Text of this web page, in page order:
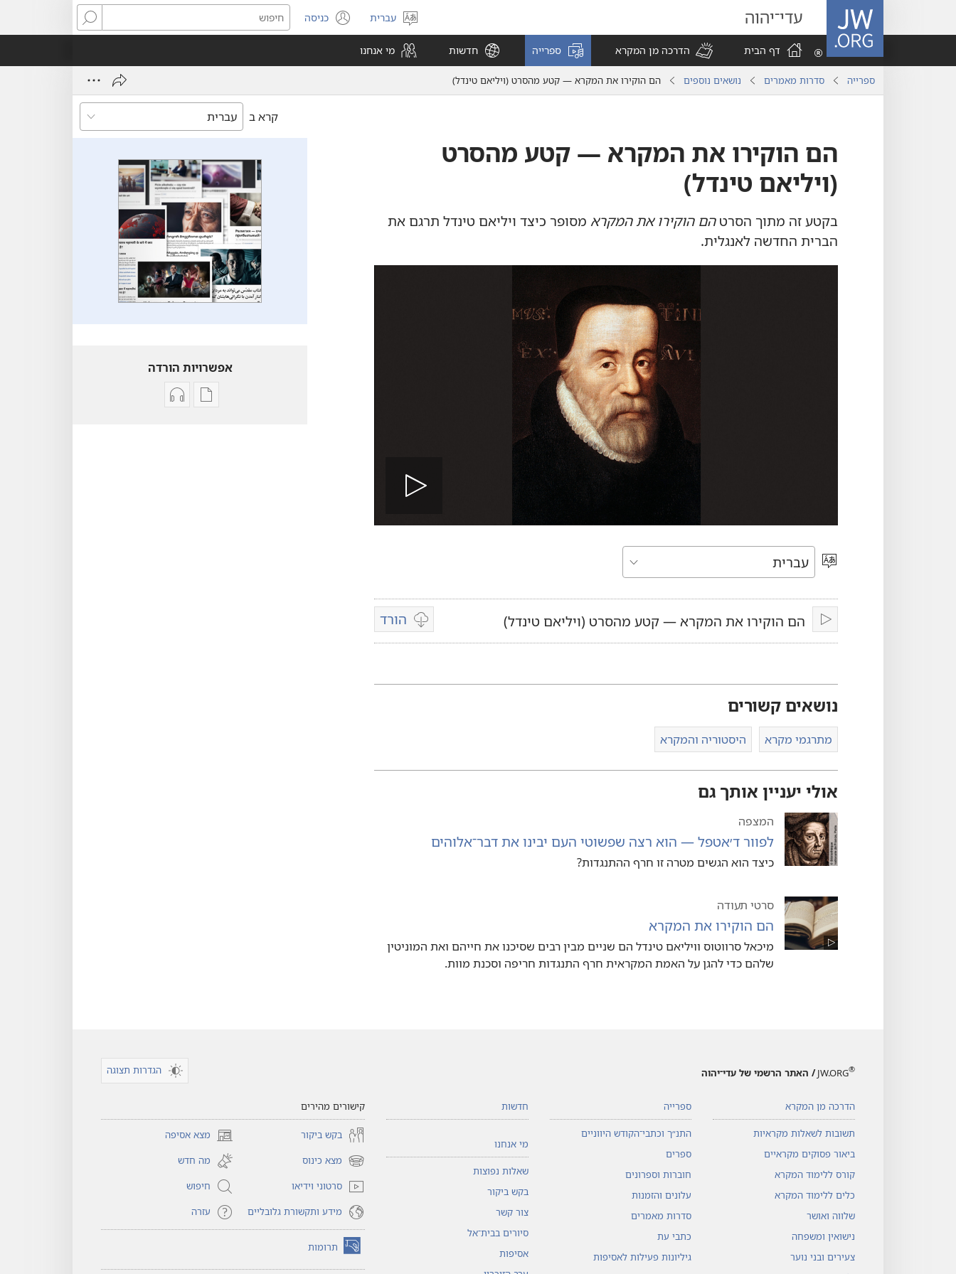
JW.ORG עדי־יהוה
בחר
שפה
עברית כניסה
(פותח
חלון
חיפוש
דף הבית
הדרכה מן המקרא ספרייה חדשות מי אנחנו
ספרייה סדרות מאמרים נושאים נוספים הם הוקירו את המקרא — קטע מהסרט (‏ויליאם טינדל)‏
קרא ב
הם הוקירו את המקרא — קטע מהסרט
(‏ויליאם טינדל)‏
בקטע זה מתוך הסרטהם הוקירו את המקרא מסופר כיצד ויליאם טינדל תרגם את
הברית החדשה לאנגלית.‏
בחר
שפה
נגן
הם הוקירו את המקרא — קטע מהסרט (‏ויליאם טינדל)‏ הורד
אפשרויות
הורדת
נושאים קשורים
מתרגמי מקרא היסטוריה והמקרא
אולי יעניין אותך גם
המצפה
לפוור ד׳אטפל — הוא רצה שפשוטי העם יבינו את דבר־אלוהים
כיצד הוא הגשים מטרה זו חרף ההתנגדות?‏
סרטי תעודה
הם הוקירו את המקרא
מיכאל סרווטוס וויליאם טינדל הם שניים מבין רבים שסיכנו את חייהם ואת המוניטין
שלהם כדי להגן על האמת המקראית חרף התנגדות חריפה וסכנת מוות.‏
אפשרויות הורדה
אפשרויותאפשרויות
JW.ORG® / האתר הרשמי של עדי־יהוה הגדרות תצוגה
הדרכה מן המקרא
תשובות לשאלות מקראיות
ביאור פסוקים מקראיים
קורס ללימוד המקרא
כלים ללימוד המקרא
שלווה ואושר
נישואין ומשפחה
צעירים ובני נוער
ספרייה
התנ״ך וכתבי־הקודש היווניים
ספרים
חוברות וספרונים
עלונים והזמנות
סדרות מאמרים
כתבי עת
גיליונות פעילות לאסיפות
חדשות
מי אנחנו
שאלות נפוצות
בקש ביקור
צור קשר
סיורים בבית־אל
אסיפות
קישורים מהירים
בקש ביקור מצא אסיפה(פותח
חלון
חדש)
מצא כינוס(פותח
חלון
חדש)
מה חדש
סרטוני וידיאו
חיפוש
מידע ותקשורת גלובליים
עזרה
תרומות (פותח
חלון